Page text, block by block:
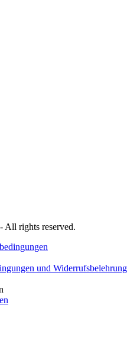
- All rights reserved.
und Widerrufsbelehrung